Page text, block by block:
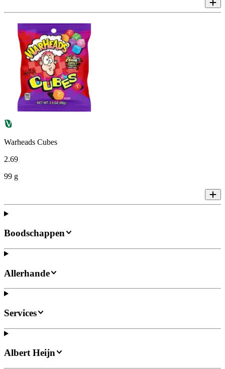
Warheads Cubes
2.69
99 g
Boodschappen
Allerhande
Services
Albert Heijn